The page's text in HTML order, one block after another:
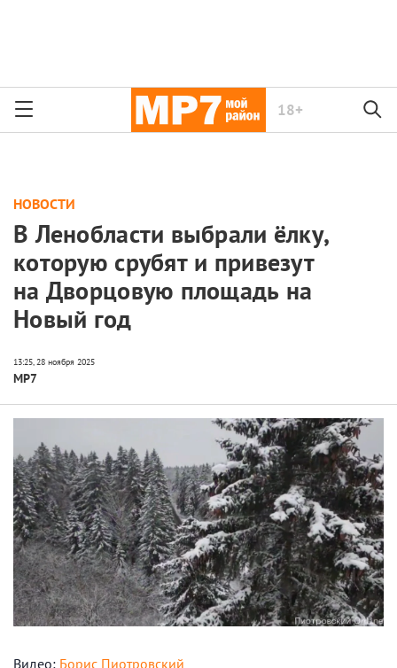
18+
НОВОСТИ
В Ленобласти выбрали ёлку,
которую срубят и привезут
на Дворцовую площадь на
Новый год
МР7
Видео: Борис Пиотровский